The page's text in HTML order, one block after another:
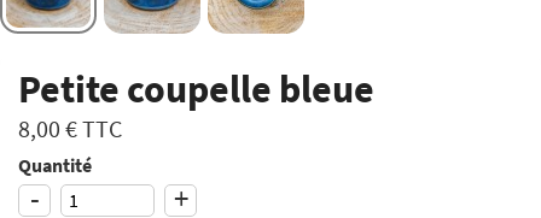
Petite coupelle bleue
8,00 €TTC
Quantité
- +